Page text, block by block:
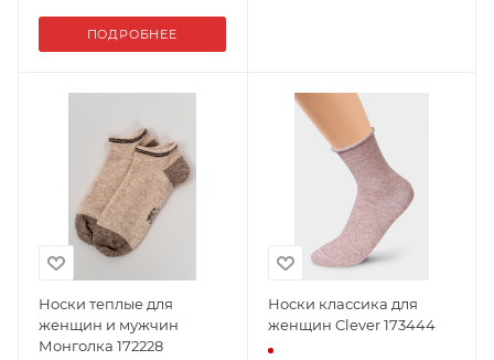
ПОДРОБНЕЕ
Носки теплые для
женщин и мужчин
Монголка 172228
Носки классика для
женщин Clever 173444